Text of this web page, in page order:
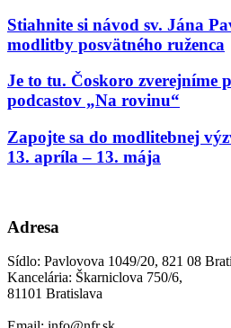
Stiahnite si návod sv. Jána
modlitby posvätného ruženca
Je to tu. Čoskoro zverejníme
podcastov „Na rovinu“
Zapojte sa do modlitebnej
13. apríla – 13. mája
Adresa
Sídlo: Pavlovova 1049/20, 821 08
Kancelária: Škarniclova 750/6,
81101 Bratislava